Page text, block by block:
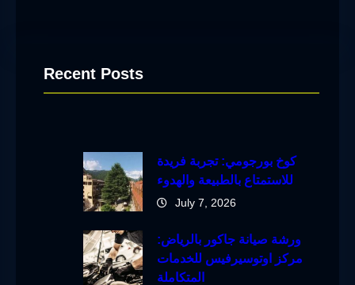
Recent Posts
كوخ بورجومي: تجربة فريدة
للاستمتاع بالطبيعة والهدوء
July 7, 2026
ورشة صيانة جاكور بالرياض:
مركز اوتوسيرفيس للخدمات
المتكاملة